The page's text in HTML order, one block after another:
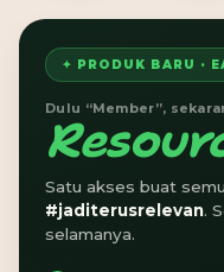
✦ PRODUK BARU ·
Dulu “Member”,
Satu akses buat
#jaditerusrelevan.
selamanya.